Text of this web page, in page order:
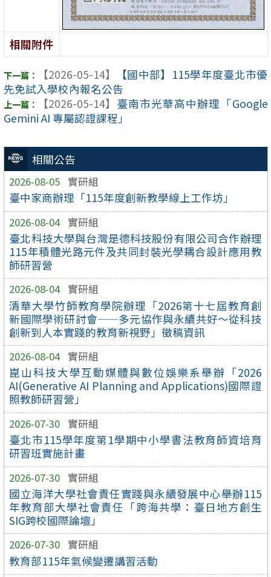
相關公告
2026-08-05 實研組
臺中家商辦理「115年度創新教學線上工作坊」
2026-08-04 實研組
臺北科技大學與台灣是德科技股份有限公司合作辦理
115年積體光路元件及共同封裝光學耦合設計應用教
師研習營
2026-08-04 實研組
清華大學竹師教育學院辦理「2026第十七屆教育創
新國際學術研討會——多元協作與永續共好～從科技
創新到人本實踐的教育新視野」徵稿資訊
2026-08-04 實研組
崑山科技大學互動媒體與數位娛樂系舉辦「2026
AI(Generative AI Planning and Applications)國際證
照教師研習營」
2026-07-30 實研組
臺北市115學年度第1學期中小學書法教育師資培育
研習班實施計畫
2026-07-30 實研組
國立海洋大學社會責任實踐與永續發展中心舉辦115
年教育部大學社會責任「跨海共學：臺日地方創生
SIG跨校國際論壇」
2026-07-30 實研組
教育部115年氣候變遷講習活動
相關附件
【2026-05-14】
【國中部】115學年度臺北市優
先免試入學校內報名公告
【2026-05-14】 臺南市光華高中辦理「Google
Gemini AI 專屬認證課程」